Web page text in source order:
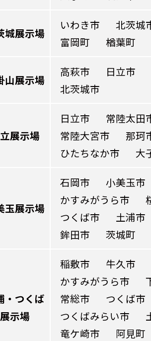
城展示場
いわき市
北茨城
富岡町
楢葉町
山展示場
高萩市
日立市
北茨城市
展示場
日立市
常陸太田
常陸大宮市
那珂
ひたちなか市
大
玉展示場
石岡市
小美玉市
かすみがうら市
つくば市
土浦市
鉾田市
茨城町
・つくば
展示場
稲敷市
牛久市
かすみがうら市
常総市
つくば市
つくばみらい市
竜ケ崎市
阿見町